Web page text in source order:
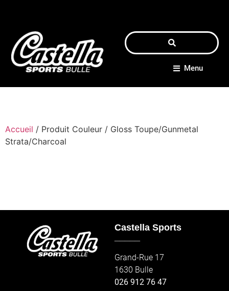
Menu
Accueil / Produit Couleur / Gloss Toupe/Gunmetal
Strata/Charcoal
Castella Sports
Grand-Rue 17
1630 Bulle
026 912 76 47